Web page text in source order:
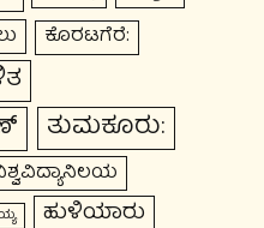
ಕೊರಟಗೆರೆ:
ತುಮಕೂರು:
ಹುಳಿಯಾರು